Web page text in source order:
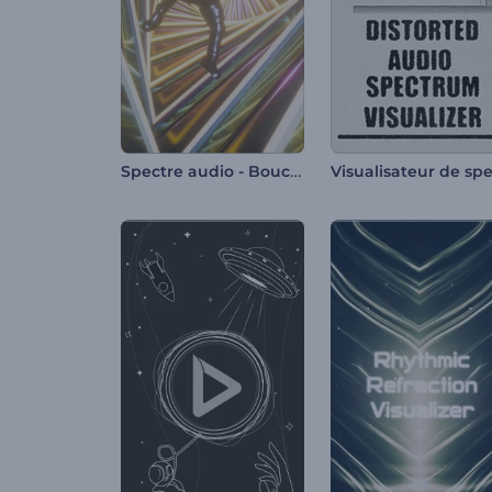
Spectre audio - Boucle de chute